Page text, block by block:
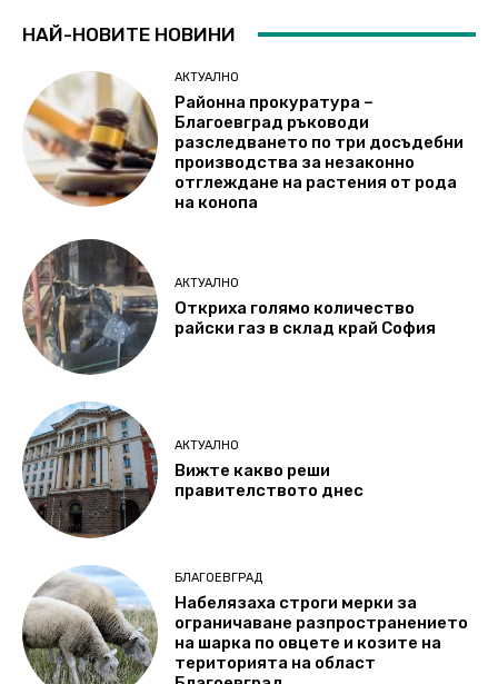
НАЙ-НОВИТЕ НОВИНИ
АКТУАЛНО
Районна прокуратура –
Благоевград ръководи
разследването по три досъдебни
производства за незаконно
отглеждане на растения от рода
на конопа
АКТУАЛНО
Откриха голямо количество
райски газ в склад край София
АКТУАЛНО
Вижте какво реши
правителството днес
БЛАГОЕВГРАД
Набелязаха строги мерки за
ограничаване разпространението
на шарка по овцете и козите на
територията на област